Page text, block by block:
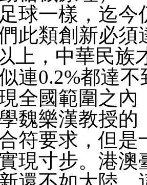
球一樣，迄今
此類創新必須
上，中華民族
連0.2%都達
全國範圍之內
魏樂漢教授的
符要求，但是
現寸步。港澳